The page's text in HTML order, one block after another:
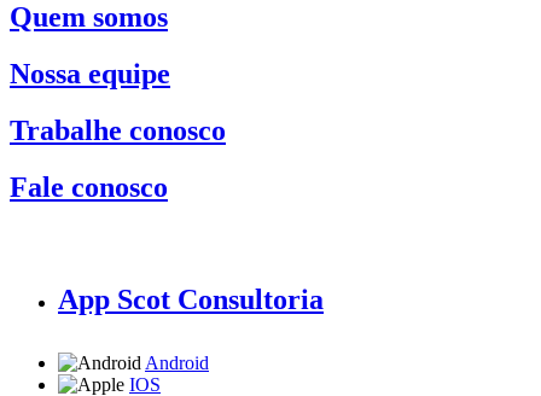
Quem somos
Nossa equipe
Trabalhe conosco
Fale conosco
App Scot Consultoria
Android
IOS